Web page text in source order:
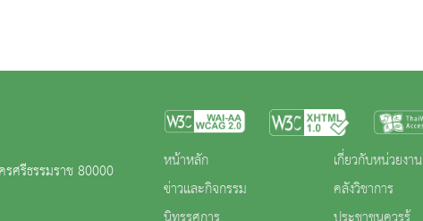
ศรีธรรมราช 80000
หน้าหลัก
ข่าวและกิจกรรม
เกี่ยวกับหน่วยงาน
คลังวิชาการ